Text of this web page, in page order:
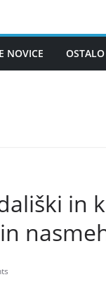
NOVICE OSTALO